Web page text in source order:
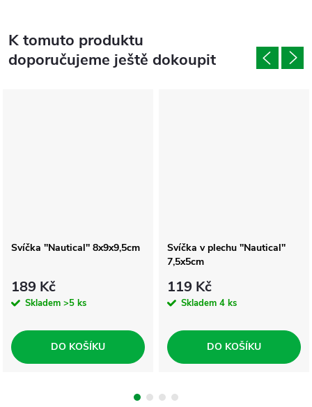
K tomuto produktu
doporučujeme ještě dokoupit
Svíčka ''Nautical'' 8x9x9,5cm
189 Kč
Skladem >5 ks
DO KOŠÍKU
Svíčka v plechu ''Nautical''
7,5x5cm
119 Kč
Skladem 4 ks
DO KOŠÍKU